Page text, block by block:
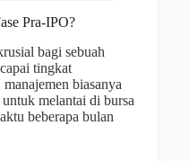
Pra-IPO?
bagi sebuah
tingkat
biasanya
melantai di bursa
beberapa bulan